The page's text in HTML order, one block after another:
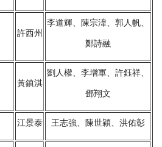
許西州
李道輝、陳宗湋、郭人帆、
鄭詩融
黃鎮淇
劉人權、李增軍、許鈺祥、
鄧翔文
江景泰 王志強、陳世穎、洪佑彰